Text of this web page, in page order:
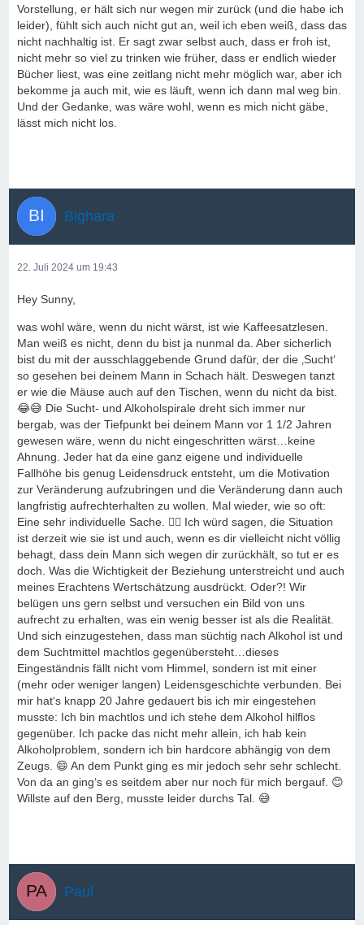
Vorstellung, er hält sich nur wegen mir zurück (und die habe ich
leider), fühlt sich auch nicht gut an, weil ich eben weiß, dass das
nicht nachhaltig ist. Er sagt zwar selbst auch, dass er froh ist,
nicht mehr so viel zu trinken wie früher, dass er endlich wieder
Bücher liest, was eine zeitlang nicht mehr möglich war, aber ich
bekomme ja auch mit, wie es läuft, wenn ich dann mal weg bin.
Und der Gedanke, was wäre wohl, wenn es mich nicht gäbe,
lässt mich nicht los.
Bighara
22. Juli 2024 um 19:43
Hey Sunny,
was wohl wäre, wenn du nicht wärst, ist wie Kaffeesatzlesen.
Man weiß es nicht, denn du bist ja nunmal da. Aber sicherlich
bist du mit der ausschlaggebende Grund dafür, der die ‚Sucht‘
so gesehen bei deinem Mann in Schach hält. Deswegen tanzt
er wie die Mäuse auch auf den Tischen, wenn du nicht da bist.
😂😅 Die Sucht- und Alkoholspirale dreht sich immer nur
bergab, was der Tiefpunkt bei deinem Mann vor 1 1/2 Jahren
gewesen wäre, wenn du nicht eingeschritten wärst…keine
Ahnung. Jeder hat da eine ganz eigene und individuelle
Fallhöhe bis genug Leidensdruck entsteht, um die Motivation
zur Veränderung aufzubringen und die Veränderung dann auch
langfristig aufrechterhalten zu wollen. Mal wieder, wie so oft:
Eine sehr individuelle Sache. 🤷‍♀️ Ich würd sagen, die Situation
ist derzeit wie sie ist und auch, wenn es dir vielleicht nicht völlig
behagt, dass dein Mann sich wegen dir zurückhält, so tut er es
doch. Was die Wichtigkeit der Beziehung unterstreicht und auch
meines Erachtens Wertschätzung ausdrückt. Oder?! Wir
belügen uns gern selbst und versuchen ein Bild von uns
aufrecht zu erhalten, was ein wenig besser ist als die Realität.
Und sich einzugestehen, dass man süchtig nach Alkohol ist und
dem Suchtmittel machtlos gegenübersteht…dieses
Eingeständnis fällt nicht vom Himmel, sondern ist mit einer
(mehr oder weniger langen) Leidensgeschichte verbunden. Bei
mir hat‘s knapp 20 Jahre gedauert bis ich mir eingestehen
musste: Ich bin machtlos und ich stehe dem Alkohol hilflos
gegenüber. Ich packe das nicht mehr allein, ich hab kein
Alkoholproblem, sondern ich bin hardcore abhängig von dem
Zeugs. 😄 An dem Punkt ging es mir jedoch sehr sehr schlecht.
Von da an ging‘s es seitdem aber nur noch für mich bergauf. 😊
Willste auf den Berg, musste leider durchs Tal. 😅
Paul